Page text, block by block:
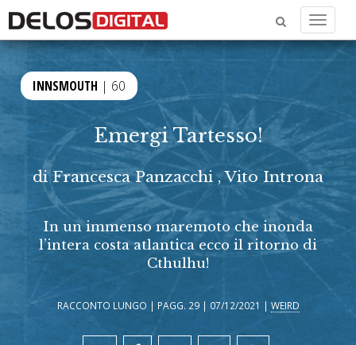
Menu
INNSMOUTH | 60
Emergi Tartesso!
di Francesca Panzacchi,Vito Introna
In un immenso maremoto che inonda
l’intera costa atlantica ecco il ritorno di
Cthulhu!
RACCONTO LUNGO | PAGG. 29 | 07/12/2021 | WEIRD